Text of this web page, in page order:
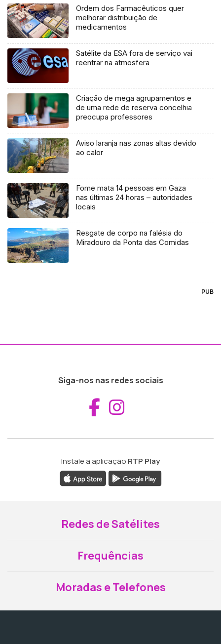
Ordem dos Farmacêuticos quer
melhorar distribuição de
medicamentos
Satélite da ESA fora de serviço vai
reentrar na atmosfera
Criação de mega agrupamentos e
de uma rede de reserva concelhia
preocupa professores
Aviso laranja nas zonas altas devido
ao calor
Fome mata 14 pessoas em Gaza
nas últimas 24 horas – autoridades
locais
Resgate de corpo na falésia do
Miradouro da Ponta das Comidas
PUB
Siga-nos nas redes sociais
Aceder ao
Instale a aplicação RTP Play
Redes de Satélites
Frequências
Moradas e Telefones